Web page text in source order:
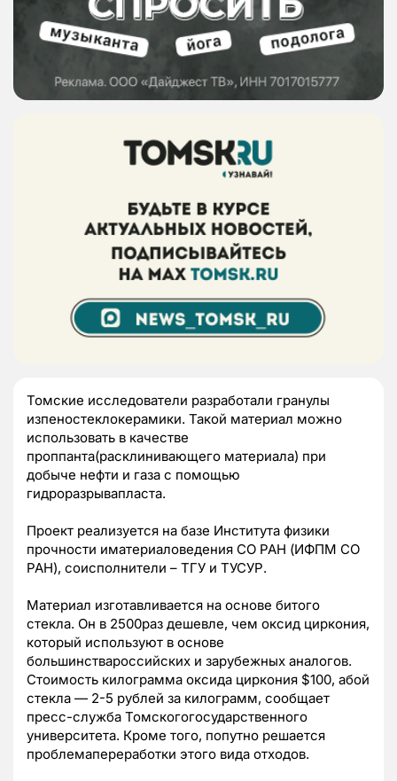
Томские исследователи разработали гранулы
изпеностеклокерамики. Такой материал можно
использовать в качестве
проппанта(расклинивающего материала) при
добыче нефти и газа с помощью
гидроразрывапласта.
Проект реализуется на базе Института физики
прочности иматериаловедения СО РАН (ИФПМ СО
РАН), соисполнители – ТГУ и ТУСУР.
Материал изготавливается на основе битого
стекла. Он в 2500раз дешевле, чем оксид циркония,
который используют в основе
большинствароссийских и зарубежных аналогов.
Стоимость килограмма оксида циркония $100, абой
стекла — 2-5 рублей за килограмм, сообщает
пресс-служба Томскогогосударственного
университета. Кроме того, попутно решается
проблемапереработки этого вида отходов.